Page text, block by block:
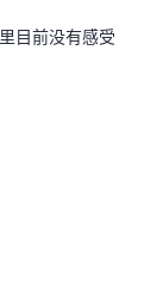
目前没有感受